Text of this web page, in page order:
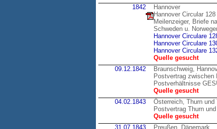
1842
Hannover
Hannover Circular
Meilenzeiger, Briefe
Schweden u.
Hannover Circulare
Hannover Circulare
Hannover Circulare
Quelle gesucht
09.12.1842
Braunschweig,
Postvertrag zwischen
Postverhältnisse
Quelle gesucht
04.02.1843
Österreich, Thurn und
Postvertrag Thurn
Quelle gesucht
31.07.1843
Preußen, Dänemark